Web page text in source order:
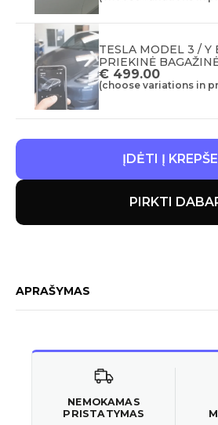
TESLA MODEL 3 / Y
PRIEKINĖ
€ 499.00
(choose variations in
ĮDĖTI Į
PIRKTI
APRAŠYMAS
NEMOKAMAS
PRISTATYMAS